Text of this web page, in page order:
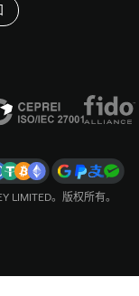
LIMITED。版权所有。